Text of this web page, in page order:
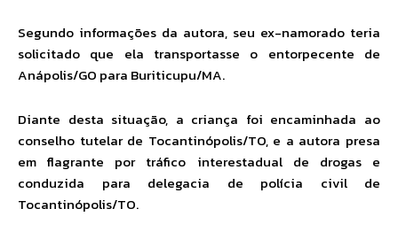
Segundo informações da autora, seu ex-namorado teria
solicitado que ela transportasse o entorpecente de
Anápolis/GO para Buriticupu/MA.
Diante desta situação, a criança foi encaminhada ao
conselho tutelar de Tocantinópolis/TO, e a autora presa
em flagrante por tráfico interestadual de drogas e
conduzida para delegacia de polícia civil de
Tocantinópolis/TO.